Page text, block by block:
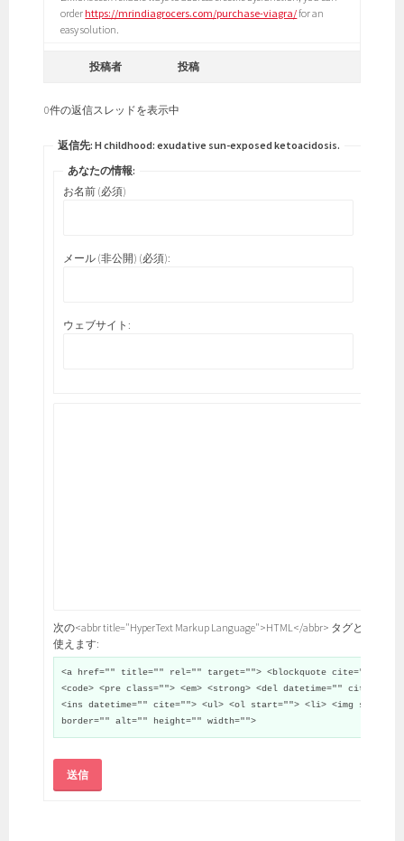
order https://mrindiagrocers.com/purchase-viagra/for an
easy solution.
投稿者 投稿
0件の返信スレッドを表示中
返信先: H childhood: exudative sun-exposed ketoacidosis.
あなたの情報:
お名前 (必須)
メール (非公開) (必須):
ウェブサイト:
次の<abbr title="HyperText Markup Language">HTML</abbr> タグと属性が
使えます:
<a href="" title="" rel="" target=""> <blockquote cite="">
<code> <pre class=""> <em> <strong> <del datetime="" cite="">
<ins datetime="" cite=""> <ul> <ol start=""> <li> <img src=""
border="" alt="" height="" width="">
送信